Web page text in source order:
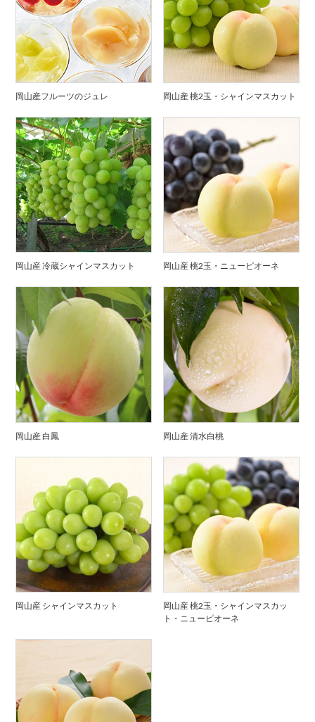
岡山産フルーツのジュレ 岡山産 桃2玉・シャインマスカット
岡山産 冷蔵シャインマスカット 岡山産 桃2玉・ニューピオーネ
岡山産 白鳳 岡山産 清水白桃
岡山産 シャインマスカット
岡山産 桃2玉・シャインマスカッ
ト・ニューピオーネ